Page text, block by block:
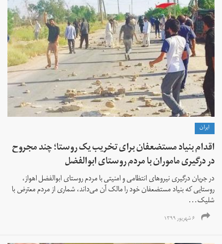
ايران
اقدام بنیاد مستضعفان برای تخریب یک روستا؛ چند مجروح
در درگیری ماموران با مردم روستای ابوالفضل
در جریان درگیری نیروهای انتظامی و امنیتی با مردم روستای ابوالفضل اهواز،
روستایی که بنیاد مستضعفان خود را مالک آن می‌داند، شماری از مردم معترض با
شلیک...
۶ شهریور ۱۳۹۹